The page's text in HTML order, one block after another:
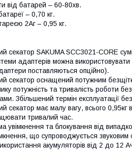
від батарей – 60-80хв.
– 0,70 кг.
2Аг – 0,95 кг.
секатор SAKUMA SCC3021-CORE
адаптерів можна
поставляються опційно).
секатор оснащений потужним
потужність та тривалість роботи
Збільшений термін експлуатації
секатор має малу вагу, всього
тривалий час.
увімкнення та блокування від
що супроводжується
акумуляторів від 2 до 12